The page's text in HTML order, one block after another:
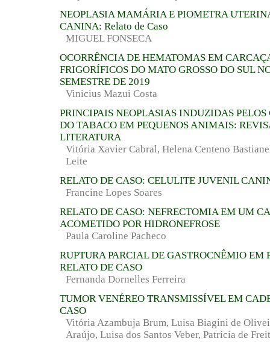
NEOPLASIA MAMÁRIA E PIOMETRA
CANINA: Relato de Caso
MIGUEL FONSECA
OCORRÊNCIA DE HEMATOMAS EM
FRIGORÍFICOS DO MATO GROSSO DO SUL
SEMESTRE DE 2019
Vinicius Mazui Costa
PRINCIPAIS NEOPLASIAS INDUZIDAS PELOS
DO TABACO EM PEQUENOS ANIMAIS:
LITERATURA
Vitória Xavier Cabral, Helena Centeno
Leite
RELATO DE CASO: CELULITE JUVENIL
Francine Lopes Soares
RELATO DE CASO: NEFRECTOMIA EM UM
ACOMETIDO POR HIDRONEFROSE
Paula Caroline Pacheco
RUPTURA PARCIAL DE GASTROCNÊMIO EM
RELATO DE CASO
Fernanda Dornelles Ferreira
TUMOR VENÉREO TRANSMISSÍVEL EM
CASO
Vitória Azambuja Brum, Luisa Biagini de
Araújo, Luisa dos Santos Veber, Patrícia de